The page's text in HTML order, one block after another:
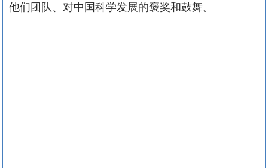
他们团队、对中国科学发展的褒奖和鼓舞。